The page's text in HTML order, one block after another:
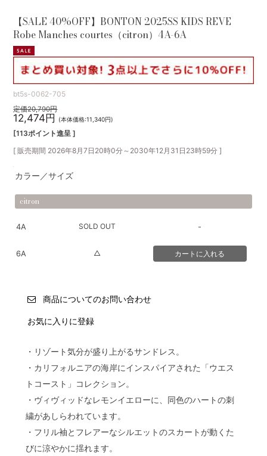
【SALE 40%OFF】BONTON 2025SS KIDS REVE
Robe Manches courtes（citron）4A-6A
bt5s-0062-705
定価20,790円
12,474円 (本体価格:11,340円)
[113ポイント進呈 ]
[ 販売期間 2026年8月7日20時0分～ 2030年12月31日23時59分 ]
カラー／サイズ
citron
4A SOLD OUT -
6A △
商品についてのお問い合わせ
お気に入りに登録
・リゾート気分が盛り上がるサンドレス。
・カリフォルニアの海岸にインスパイアされた「ウエス
トコースト」コレクション。
・ヴィヴィッドなレモンイエローに、同色のハートの刺
繍があしらわれています。
・フリル袖とフレアーなシルエットのスカートが動くた
びに涼やかに揺れます。